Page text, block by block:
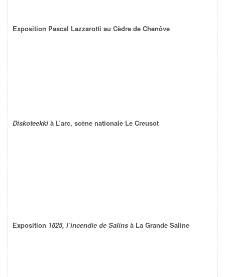
Exposition Pascal Lazzarotti au Cèdre de Chenôve
Diskoteekki à L’arc, scène nationale Le Creusot
Exposition 1825, l’incendie de Salins à La Grande Saline